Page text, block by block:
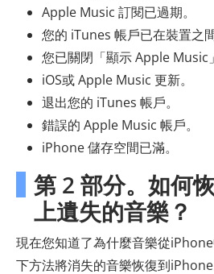
Apple Music 訂閱已過期。
您的 iTunes 帳戶已在裝置之間
您已關閉「顯示 Apple Music
iOS或 Apple Music 更新。
退出您的 iTunes 帳戶。
錯誤的 Apple Music 帳戶。
iPhone 儲存空間已滿。
第 2 部分。如何
上遺失的音樂？
現在您知道了為什麼音樂從
下方法將消失的音樂恢復到